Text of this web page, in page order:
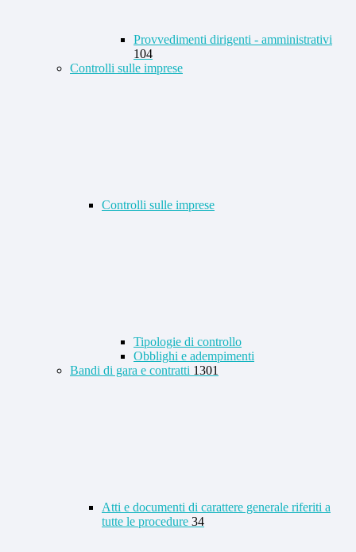
Provvedimenti dirigenti - amministrativi
104
Controlli sulle imprese
Controlli sulle imprese
Tipologie di controllo
Obblighi e adempimenti
Bandi di gara e contratti 1301
Atti e documenti di carattere generale riferiti a
tutte le procedure 34